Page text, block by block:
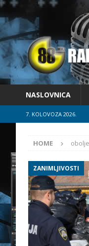
NASLOVNICA
7. KOLOVOZA 2026.
HOME
ZANIMLJIVOSTI